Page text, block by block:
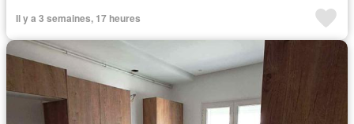
Il y a 3 semaines, 17 heures